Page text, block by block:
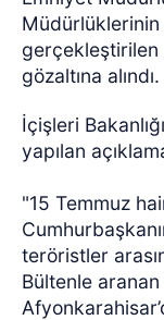
Müdürlüklerinin
gözaltına alındı.
İçişleri
yapılan
"15 Temmuz
teröristler
Bültenle